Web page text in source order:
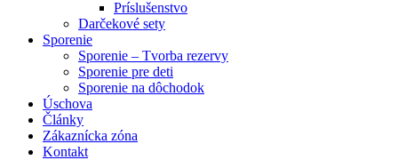
Príslušenstvo
Darčekové sety
Sporenie
Sporenie – Tvorba rezervy
Sporenie pre deti
Sporenie na dôchodok
Úschova
Články
Zákaznícka zóna
Kontakt